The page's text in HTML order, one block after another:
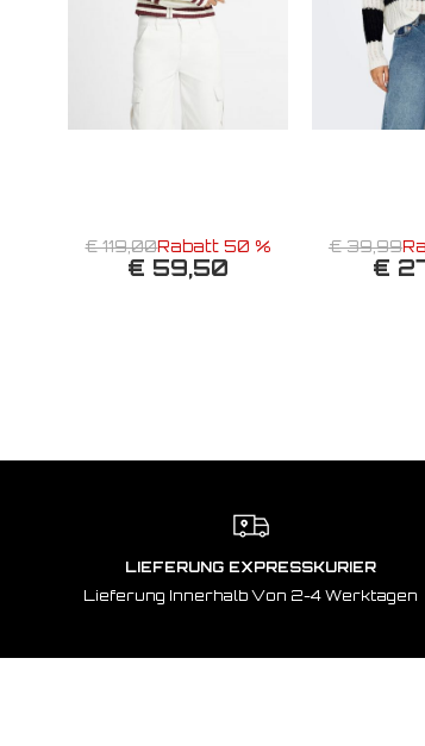
€ 119,00Rabatt 50 %
€ 59,50
€ 39,99
€
LIEFERUNG EXPRESSKURIER
Lieferung Innerhalb Von 2-4 Werktagen